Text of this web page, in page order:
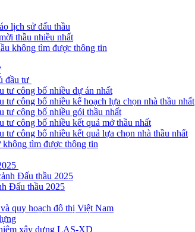
lịch sử đấu thầu
thầu nhiều nhất
không tìm được thông tin
đầu tư
tư công bố nhiều dự án nhất
tư công bố nhiều kế hoạch lựa chọn nhà thầu nhất
tư công bố nhiều gói thầu nhất
tư công bố nhiều kết quả mở thầu nhất
tư công bố nhiều kết quả lựa chọn nhà thầu nhất
không tìm được thông tin
Đấu thầu 2025
Đấu thầu 2025
quy hoạch đô thị Việt Nam
xây dựng LAS-XD